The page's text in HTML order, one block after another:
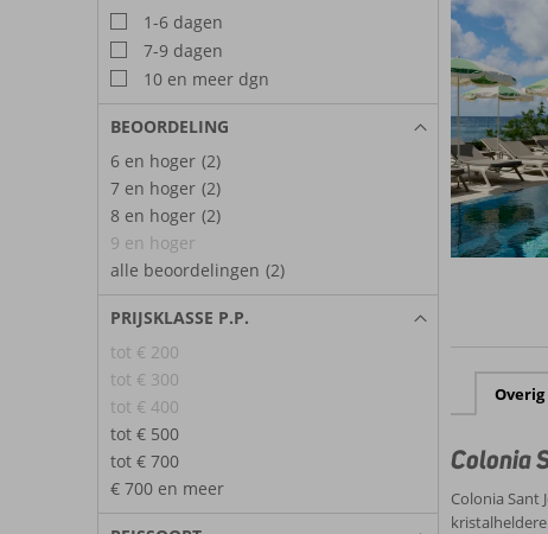
1-6 dagen
7-9 dagen
10 en meer dgn
BEOORDELING
6 en hoger (2)
7 en hoger (2)
8 en hoger (2)
9 en hoger
alle beoordelingen (2)
PRIJSKLASSE P.P.
tot € 200
tot € 300
tot € 400
tot € 500
tot € 700
€ 700 en meer
Overig
Colonia
Colonia Sant